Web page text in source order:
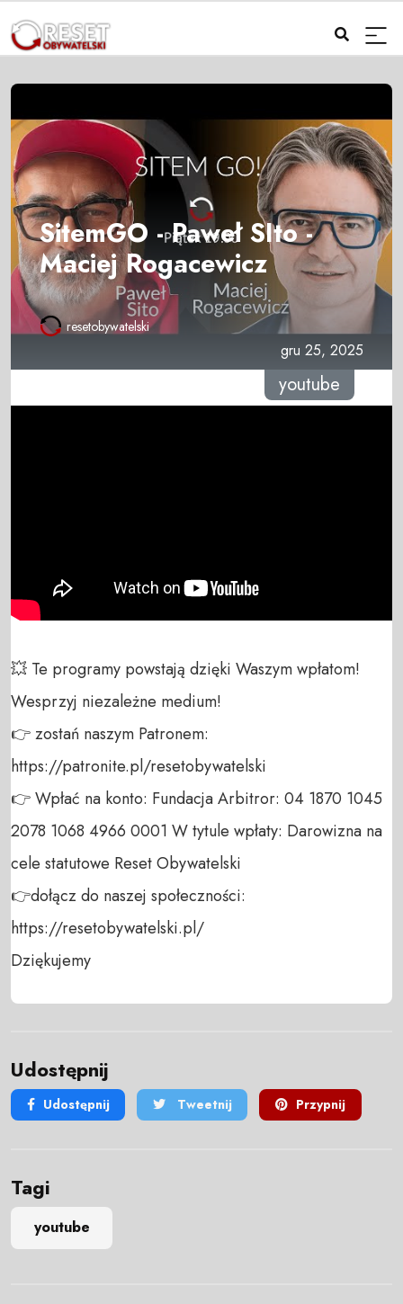
SitemGO - Paweł SIto -
Maciej Rogacewicz
resetobywatelski
gru 25, 2025
youtube
💥 Te programy powstają dzięki Waszym wpłatom!
Wesprzyj niezależne medium!
👉 zostań naszym Patronem:
https://patronite.pl/resetobywatelski
👉 Wpłać na konto: Fundacja Arbitror: 04 1870 1045
2078 1068 4966 0001 W tytule wpłaty: Darowizna na
cele statutowe Reset Obywatelski
👉dołącz do naszej społeczności:
https://resetobywatelski.pl/
Dziękujemy
Udostępnij
Udostępnij Tweetnij Przypnij
Tagi
youtube